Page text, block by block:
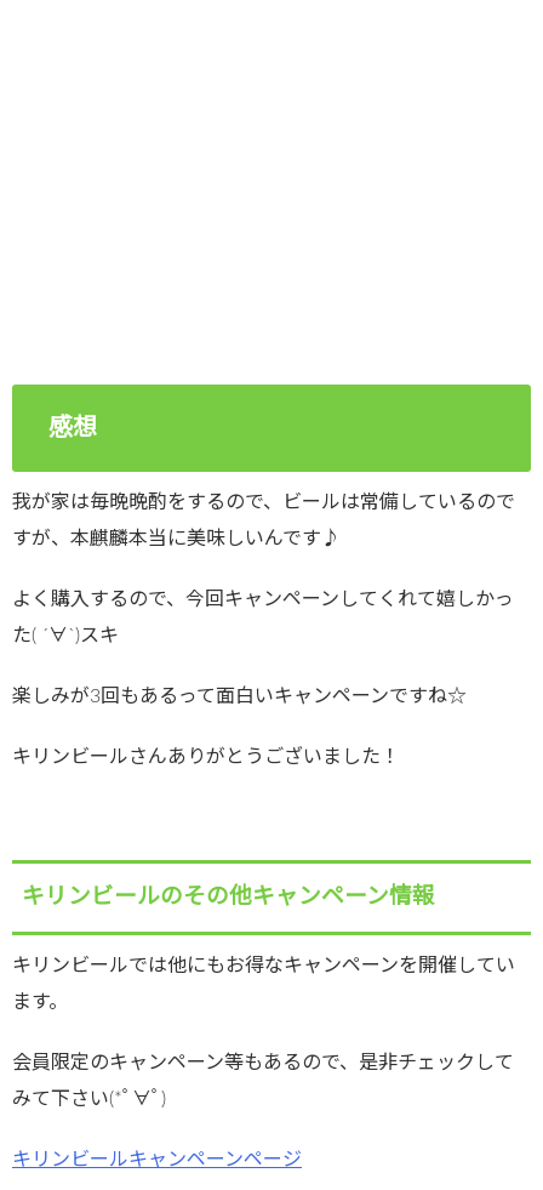
感想
我が家は毎晩晩酌をするので、ビールは常備しているので
すが、本麒麟本当に美味しいんです♪
よく購入するので、今回キャンペーンしてくれて嬉しかっ
た( ´∀`)スキ
楽しみが3回もあるって面白いキャンペーンですね☆
キリンビールさんありがとうございました！
キリンビールのその他キャンペーン情報
キリンビールでは他にもお得なキャンペーンを開催してい
ます。
会員限定のキャンペーン等もあるので、是非チェックして
みて下さい(*ﾟ∀ﾟ)
キリンビールキャンペーンページ